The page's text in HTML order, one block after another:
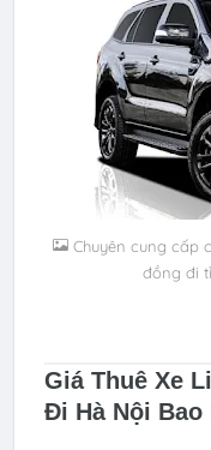
Chuyên cung cấp
đồng đi
Giá Thuê Xe
Đi Hà Nội Bao